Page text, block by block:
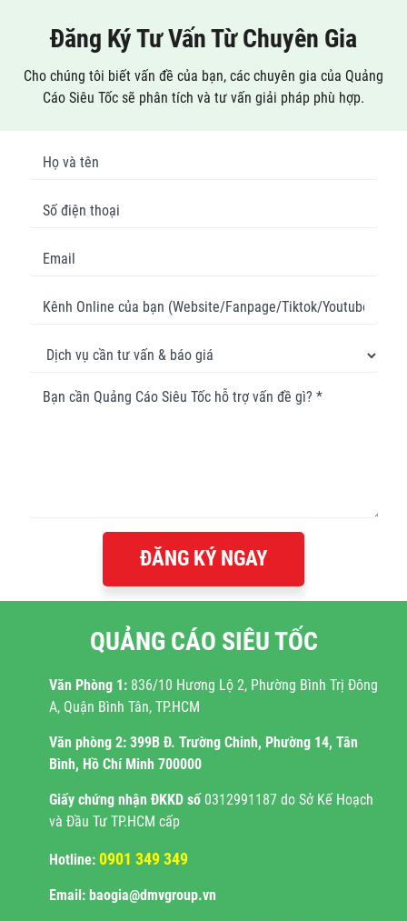
Đăng Ký Tư Vấn Từ Chuyên Gia
Cho chúng tôi biết vấn đề của bạn, các chuyên gia của Quảng
Cáo Siêu Tốc sẽ phân tích và tư vấn giải pháp phù hợp.
QUẢNG CÁO SIÊU TỐC
Văn Phòng 1: 836/10 Hương Lộ 2, Phường Bình Trị Đông
A, Quận Bình Tân, TP.HCM
Văn phòng 2: 399B Đ. Trường Chinh, Phường 14, Tân
Bình, Hồ Chí Minh 700000
Giấy chứng nhận ĐKKD số 0312991187 do Sở Kế Hoạch
và Đầu Tư TP.HCM cấp
Hotline: 0901 349 349
Email: baogia@dmvgroup.vn
ĐĂNG KÝ NGAY